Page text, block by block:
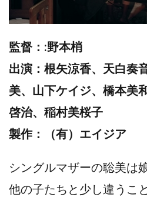
監督：:野本梢
出演：根矢涼香、天白奏
美、山下ケイジ、橋本美
啓治、稲村美桜子
製作：（有）エイジア
シングルマザーの聡美は
他の子たちと少し違うこ